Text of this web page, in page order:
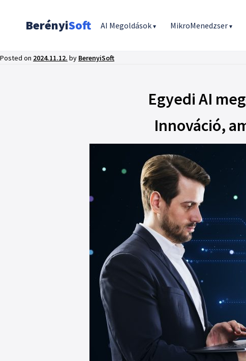
BerényiSoft AI Megoldások▾ MikroMenedzser▾
Posted on 2024.11.12. by BerenyiSoft
Egyedi AI
Innováció,